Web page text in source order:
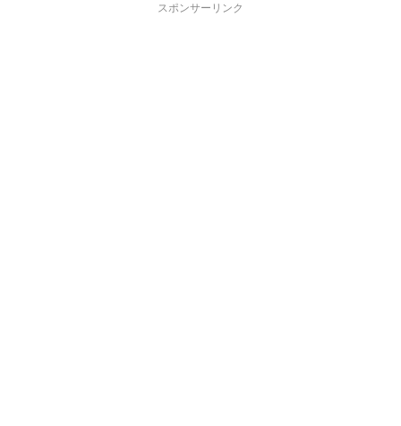
スポンサーリンク